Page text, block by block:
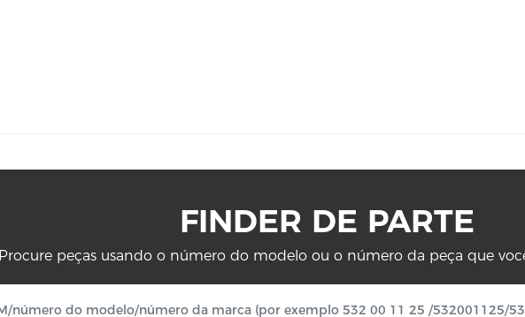
FINDER DE PARTE
Procure peças usando o número do modelo ou o número da peça que